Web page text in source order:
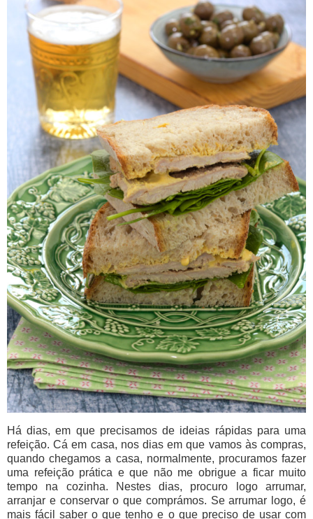
Há dias, em que precisamos de ideias rápidas para uma
refeição. Cá em casa, nos dias em que vamos às compras,
quando chegamos a casa, normalmente, procuramos fazer
uma refeição prática e que não me obrigue a ficar muito
tempo na cozinha. Nestes dias, procuro logo arrumar,
arranjar e conservar o que comprámos. Se arrumar logo, é
mais fácil saber o que tenho e o que preciso de usar com